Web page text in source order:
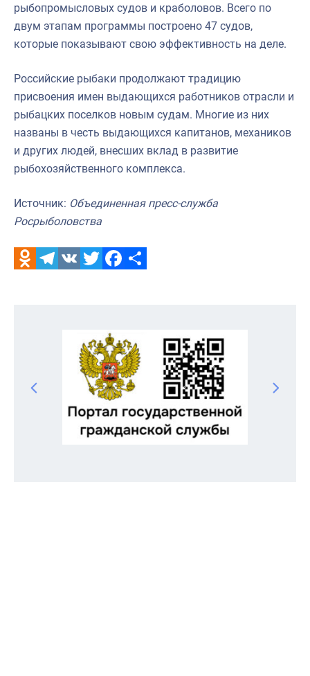
рыбопромысловых судов и краболовов. Всего по
двум этапам программы построено 47 судов,
которые показывают свою эффективность на деле.
Российские рыбаки продолжают традицию
присвоения имен выдающихся работников отрасли и
рыбацких поселков новым судам. Многие из них
названы в честь выдающихся капитанов, механиков
и других людей, внесших вклад в развитие
рыбохозяйственного комплекса.
Источник: Объединенная пресс-служба
Росрыболовства